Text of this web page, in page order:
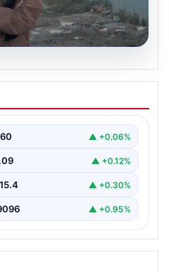
bir imza: Ceylan
iyi filmleri
▲ +0.06%
▲ +0.12%
▲ +0.30%
▲ +0.95%